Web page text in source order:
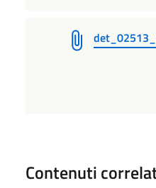
Contenuti